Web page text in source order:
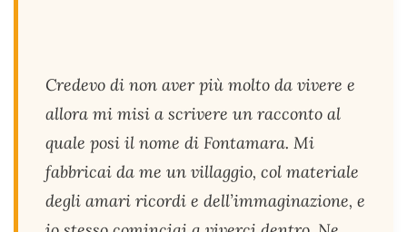
Credevo di non aver più molto da vivere e
allora mi misi a scrivere un racconto al
quale posi il nome di Fontamara. Mi
fabbricai da me un villaggio, col materiale
degli amari ricordi e dell’immaginazione, e